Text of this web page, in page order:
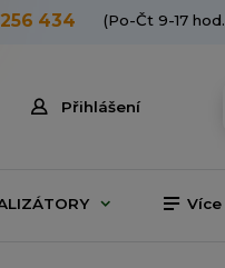
Přihlášení
434 (Po-Čt 9-17
Více